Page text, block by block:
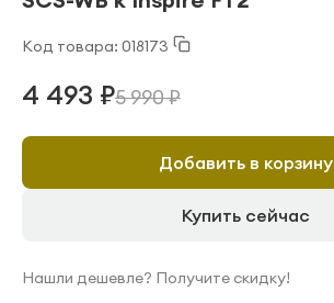
Код товара: 018173
4 493 ₽5 990 ₽
Добавить в корзину
Купить сейчас
Нашли дешевле? Получите скидку!